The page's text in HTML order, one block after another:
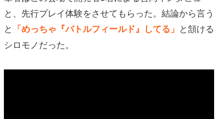
と、先行プレイ体験をさせてもらった。結論から言う
と 「めっちゃ『バトルフィールド』してる」 と頷ける
シロモノだった。